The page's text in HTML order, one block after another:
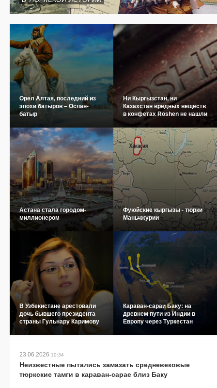
Орел Алтая, последний из
эпохи батыров – Оспан-
батыр
Ни Кыргызстан, ни
Казахстан вредных веществ
в конфетах Roshen не нашли
Астана стала городом-
миллионером
Фуюйские кыргызы - тюрки
Маньчжурии
В Узбекистане арестовали
дочь бывшего президента
страны Гульнару Каримову
Караван-сараи Баку: на
древнем пути из Индии в
Европу через Туркестан
23.06.2026 10:34
Неизвестные пытались замазать средневековые
тюркские тамги в караван-сарае близ Баку